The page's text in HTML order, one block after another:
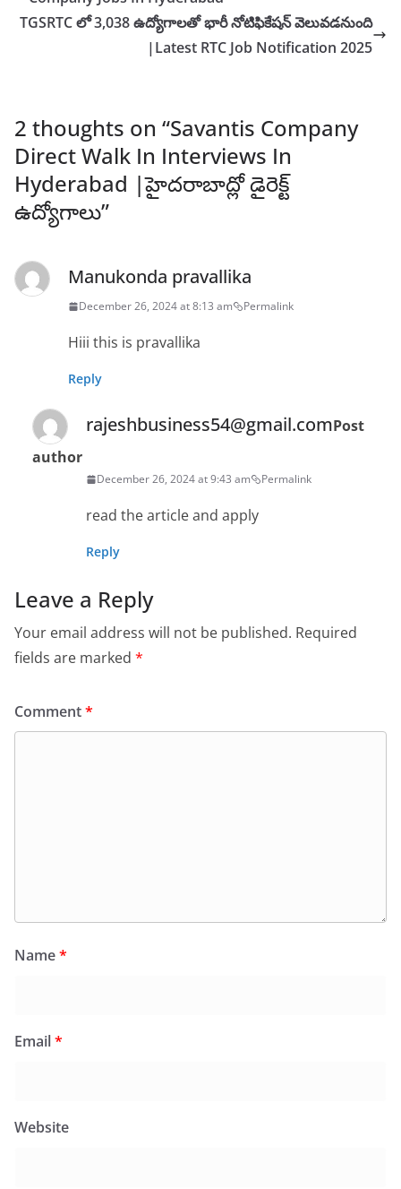
TGSRTC లో 3,038 ఉద్యోగాలతో భారీ నోటిఫికేషన్ వెలువడనుంది
|Latest RTC Job Notification 2025
2 thoughts on “Savantis Company
Direct Walk In Interviews In
Hyderabad |హైదరాబాద్లో డైరెక్ట్
ఉద్యోగాలు”
Manukonda pravallika
December 26, 2024 at 8:13 am Permalink
Hiii this is pravallika
Reply
rajeshbusiness54@gmail.comPost
author
December 26, 2024 at 9:43 am Permalink
read the article and apply
Reply
Leave a Reply
Your email address will not be published. Required
fields are marked *
Comment*
Name*
Email*
Website